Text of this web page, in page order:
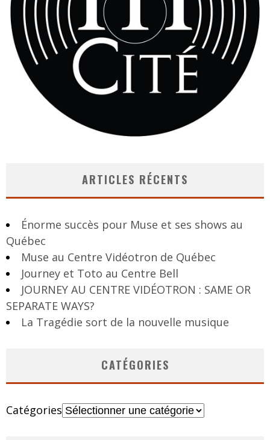
ARTICLES RÉCENTS
Énorme succès pour Muse et ses shows au
Québec
Muse au Centre Vidéotron de Québec
Journey et Toto au Centre Bell
JOURNEY AU CENTRE VIDÉOTRON : SAME OR
SEPARATE WAYS?
La Tragédie sort de la nouvelle musique
CATÉGORIES
Catégories